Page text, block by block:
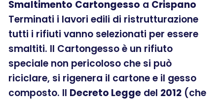
Smaltimento Cartongesso a Crispano
Terminati i lavori edili di ristrutturazione
tutti i rifiuti vanno selezionati per essere
smaltiti. Il Cartongesso è un rifiuto
speciale non pericoloso che si può
riciclare, si rigenera il cartone e il gesso
composto. Il Decreto Legge del 2012 (che